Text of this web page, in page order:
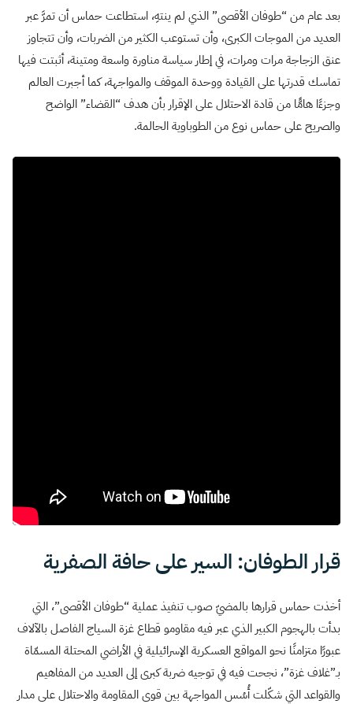
بعد عام من “طوفان الأقصى” الذي لم ينتهِ، استطاعت حماس أن تمرَّ عبر
العديد من الموجات الكبرى، وأن تستوعب الكثير من الضربات، وأن تتجاوز
عنق الزجاجة مرات ومرات، في إطار سياسة مناورة واسعة ومتينة، أثبتت فيها
تماسك قدرتها على القيادة ووحدة الموقف والمواجهة، كما أجبرت العالم
وجزءًا هامًّا من قادة الاحتلال على الإقرار بأن هدف “القضاء” الواضح
والصريح على حماس نوع من الطوباوية الحالمة.
قرار الطوفان: السير على حافة الصفرية
أخذت حماس قرارها بالمضيّ صوب تنفيذ عملية “طوفان الأقصى”، التي
بدأت بالهجوم الكبير الذي عبر فيه مقاومو قطاع غزة السياج الفاصل بالآلاف
عبورًا متزامنًا نحو المواقع العسكرية الإسرائيلية في الأراضي المحتلة المسمّاة
بـ”غلاف غزة”، نجحت فيه في توجيه ضربة كبرى إلى العديد من المفاهيم
والقواعد التي شكّلت أُسُس المواجهة بين قوى المقاومة والاحتلال على مدار